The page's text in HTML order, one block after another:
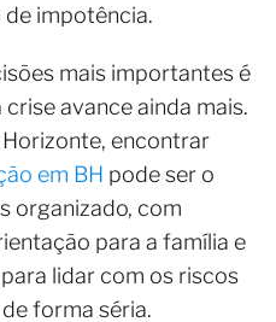
de impotência.
mais importantes é
avance ainda mais.
encontrar
em BH pode ser o
organizado, com
para a família e
lidar com os riscos
forma séria.